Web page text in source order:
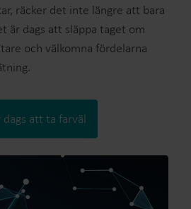
räcker det inte längre att bara
är dags att släppa taget om
och välkomna fördelarna
att ta farväl